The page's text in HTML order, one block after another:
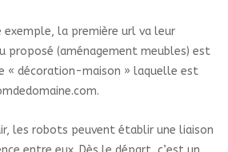
exemple, la première url va leur
proposé (aménagement meubles) est
« décoration-maison » laquelle est
les robots peuvent établir une liaison